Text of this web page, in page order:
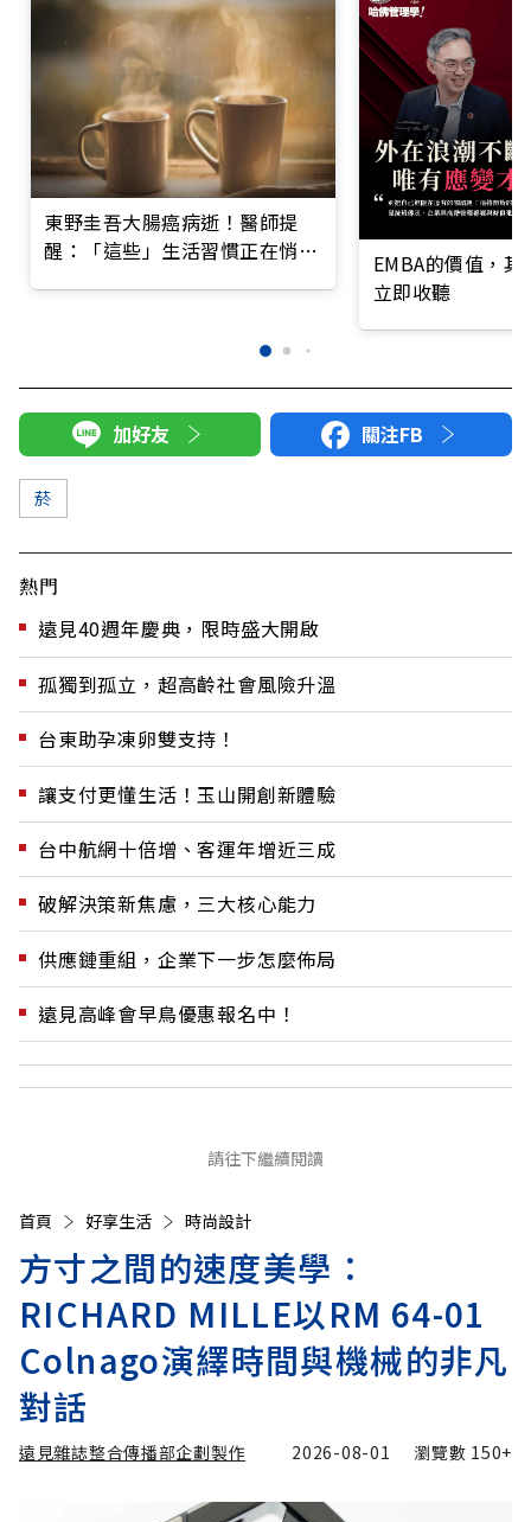
東野圭吾大腸癌病逝！醫師提
醒：「這些」生活習慣正在悄悄
EMBA的價值，
立即收聽
加好友 關注FB
菸
熱門
遠見40週年慶典，限時盛大開啟
孤獨到孤立，超高齡社會風險升溫
台東助孕凍卵雙支持！
讓支付更懂生活！玉山開創新體驗
台中航網十倍增、客運年增近三成
破解決策新焦慮，三大核心能力
供應鏈重組，企業下一步怎麼佈局
遠見高峰會早鳥優惠報名中！
請往下繼續閱讀
首頁 好享生活 時尚設計
方寸之間的速度美學：
RICHARD MILLE以RM 64-01
Colnago演繹時間與機械的非凡
對話
遠見雜誌整合傳播部企劃製作 2026-08-01 瀏覽數 150+